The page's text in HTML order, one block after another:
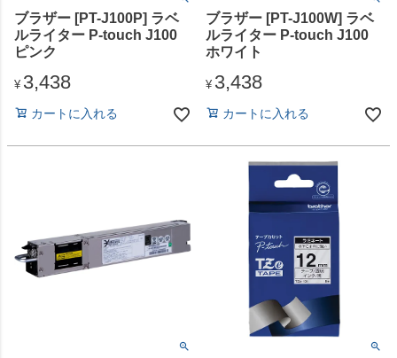
ブラザー [PT-J100P] ラベ
ルライター P-touch J100
ピンク
¥ 3,438
カートに入れる
ブラザー [PT-J100W] ラベ
ルライター P-touch J100
ホワイト
¥ 3,438
カートに入れる